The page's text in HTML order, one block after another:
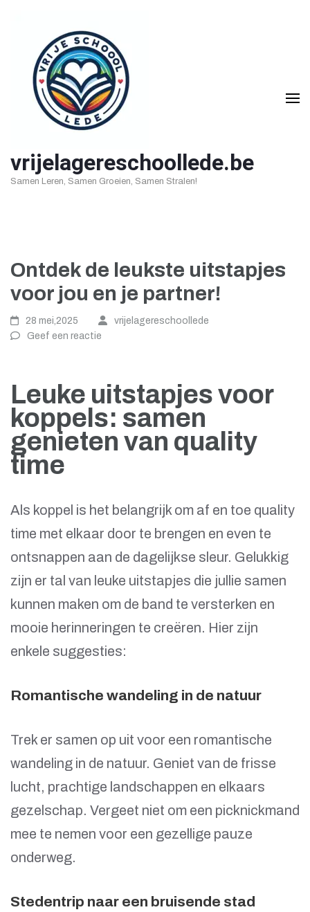
inhoud
vrijelagereschoollede.be
Samen Leren, Samen Groeien, Samen Stralen!
Ontdek de leukste uitstapjes
voor jou en je partner!
28 mei,2025
vrijelagereschoollede
Geef een reactie
Leuke uitstapjes voor
koppels: samen
genieten van quality
time
Als koppel is het belangrijk om af en toe quality
time met elkaar door te brengen en even te
ontsnappen aan de dagelijkse sleur. Gelukkig
zijn er tal van leuke uitstapjes die jullie samen
kunnen maken om de band te versterken en
mooie herinneringen te creëren. Hier zijn
enkele suggesties:
Romantische wandeling in de natuur
Trek er samen op uit voor een romantische
wandeling in de natuur. Geniet van de frisse
lucht, prachtige landschappen en elkaars
gezelschap. Vergeet niet om een picknickmand
mee te nemen voor een gezellige pauze
onderweg.
Stedentrip naar een bruisende stad